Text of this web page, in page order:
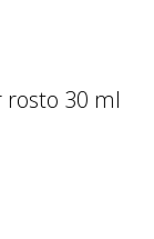
30 ml